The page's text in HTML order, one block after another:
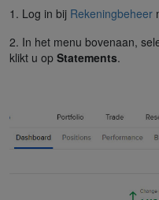
1. Log in bij Rekeningbeheer
2. In het menu bovenaan,
klikt u op Statements.